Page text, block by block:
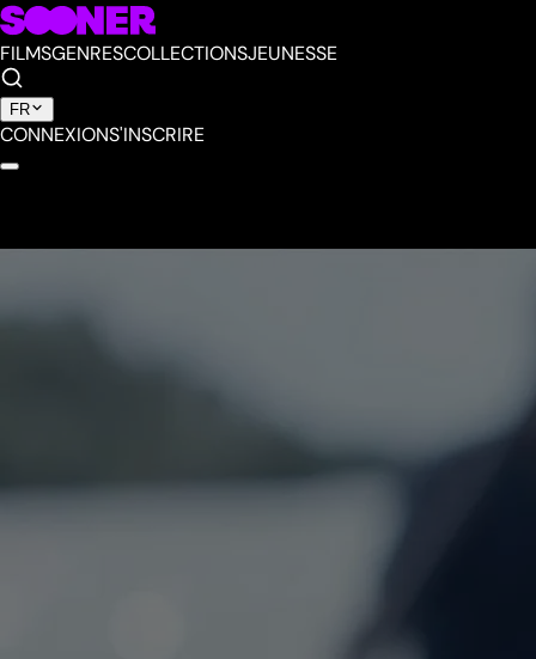
FILMSGENRESCOLLECTIONSJEUNESSE
FR
CONNEXIONS'INSCRIRE